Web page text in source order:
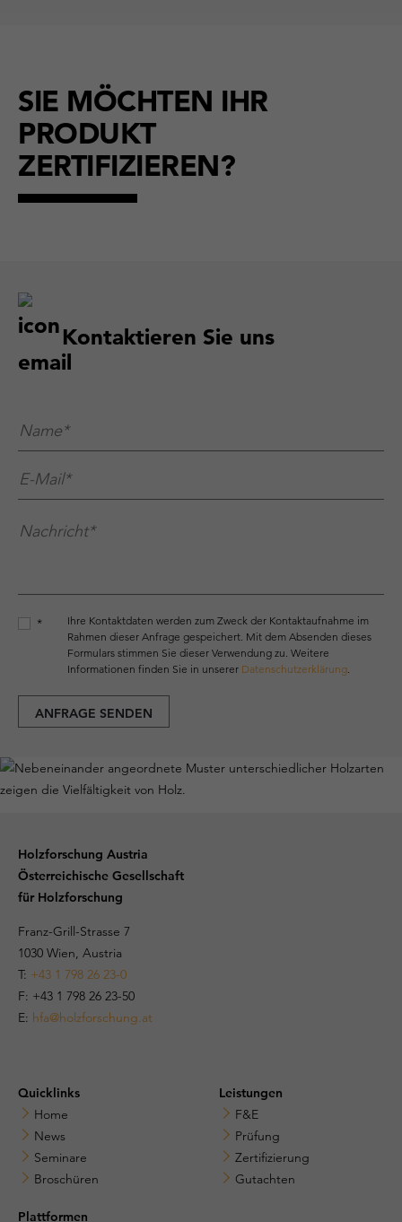
SIE MÖCHTEN IHR
PRODUKT
ZERTIFIZIEREN?
Kontaktieren Sie uns
Name**
E-Mail**
Nachricht**
*
Ihre Kontaktdaten werden zum Zweck der Kontaktaufnahme im
Rahmen dieser Anfrage gespeichert. Mit dem Absenden dieses
Formulars stimmen Sie dieser Verwendung zu. Weitere
Informationen finden Sie in unserer Datenschutzerklärung.
ANFRAGE SENDEN
Holzforschung Austria
Österreichische Gesellschaft
für Holzforschung
Franz-Grill-Strasse 7
1030 Wien, Austria
T: +43 1 798 26 23-0
​​F: +43 1 798 26 23-50
E: hfa@holzforschung.at
Quicklinks
Home
News
Seminare
Broschüren
Leistungen
F&E
Prüfung
Zertifizierung
Gutachten
Plattformen